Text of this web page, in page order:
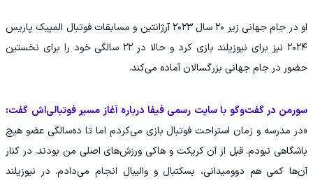
او در جام جهانی زیر ۲۰ سال ۲۰۲۳ آرژانتین و مسابقات فوتبال المپیک پاریس
۲۰۲۴ نیز برای نیوزیلند بازی کرد و حالا در ۲۲ سالگی خود را برای نخستین
حضور در جام جهانی بزرگسالان آماده می‌کند.
سورمن در گفت‌وگو با سایت رسمی فیفا درباره آغاز مسیر فوتبالی‌اش گفت:
«در مدرسه و زمان استراحت فوتبال بازی می‌کردم اما تا ده‌سالگی عضو هیچ
باشگاهی نبودم. قبل از آن کریکت و هاکی ورزش‌های اصلی من بودند. در کنار
آن‌ها کمی هم دوومیدانی، بسکتبال و والیبال انجام می‌دادم. در نیوزیلند